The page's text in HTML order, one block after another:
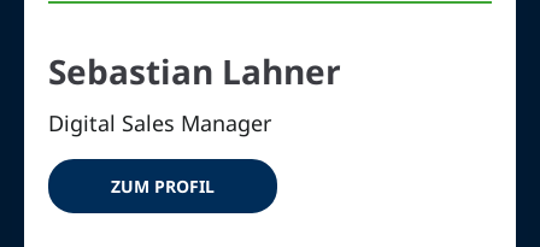
Sebastian Lahner
Digital Sales Manager
ZUM PROFIL